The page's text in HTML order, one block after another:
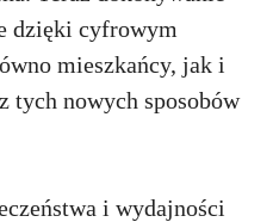
dzięki cyfrowym
mieszkańcy, jak i
tych nowych sposobów
i wydajności